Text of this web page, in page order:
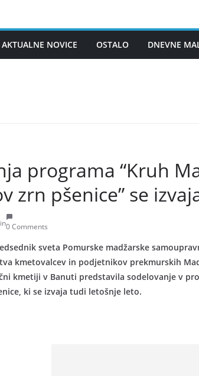
AKTUALNE NOVICE OSTALO DNEVNE
programa “Kruh
zrn pšenice” se
0 Comments
sveta Pomurske madžarske
kmetovalcev in podjetnikov prekmurskih
kmetiji v Banuti predstavila sodelovanje v
ki se izvaja tudi letošnje leto.